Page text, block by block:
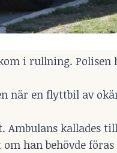
i rullning.
när en flyttbil av
Ambulans kallades
han behövde